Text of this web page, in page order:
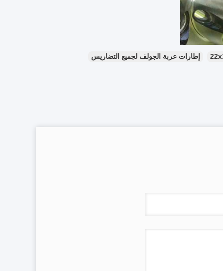
إطارات عربة الجولف لجميع التضاريس